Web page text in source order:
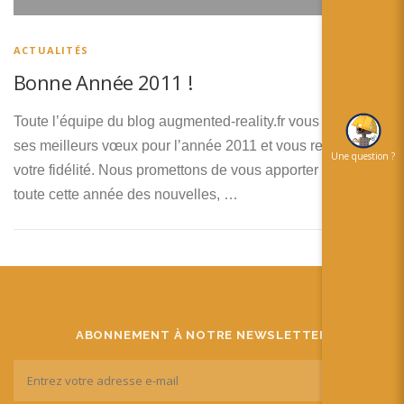
Español
ACTUALITÉS
Bonne Année 2011 !
Toute l’équipe du blog augmented-reality.fr vous présente
ses meilleurs vœux pour l’année 2011 et vous remercie de
votre fidélité. Nous promettons de vous apporter encore
toute cette année des nouvelles, …
ABONNEMENT À NOTRE NEWSLETTER
Une question ?